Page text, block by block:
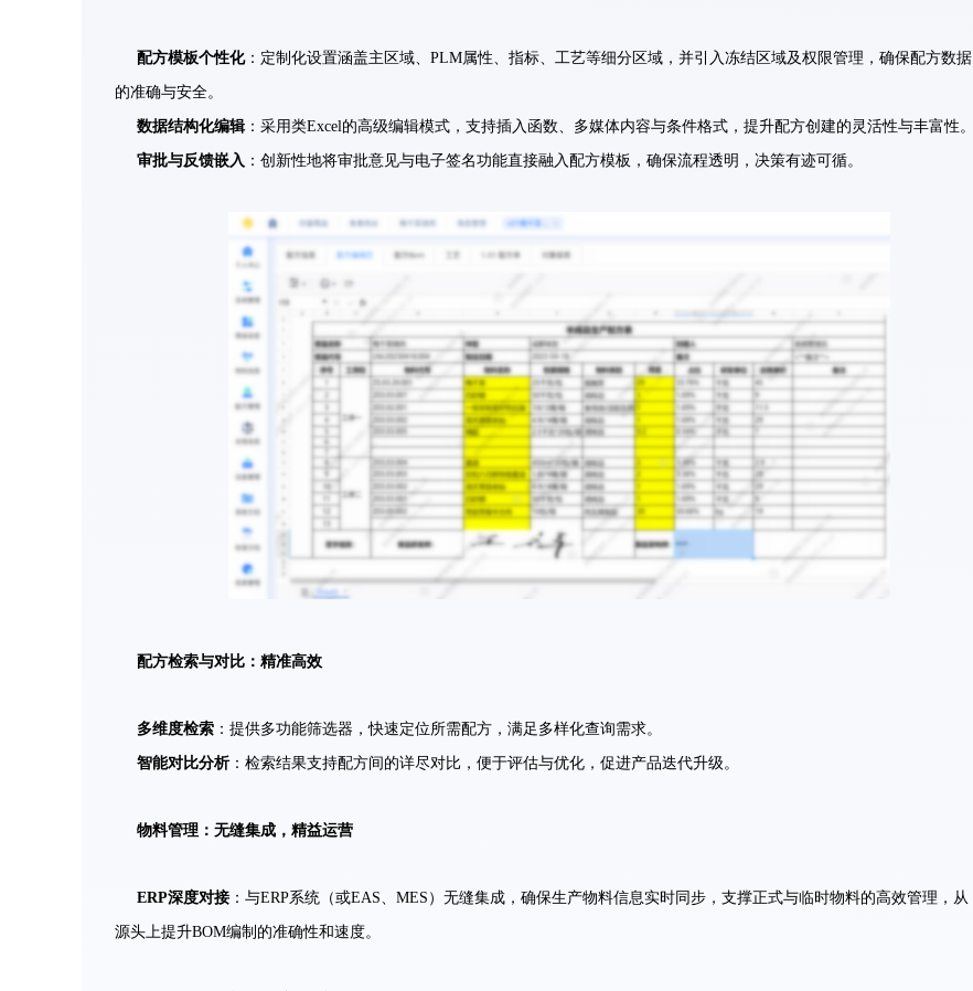
配方模板个性化：定制化设置涵盖主区域、PLM属性、指标、工艺等细分区域，并引入冻结区域及权限管理，确保配方数据
的准确与安全。
数据结构化编辑：采用类Excel的高级编辑模式，支持插入函数、多媒体内容与条件格式，提升配方创建的灵活性与丰富性。
审批与反馈嵌入 ：创新性地将审批意见与电子签名功能直接融入配方模板，确保流程透明，决策有迹可循。
配方检索与对比：精准高效
多维度检索 ：提供多功能筛选器，快速定位所需配方，满足多样化查询需求。
智能对比分析：检索结果支持配方间的详尽对比，便于评估与优化，促进产品迭代升级。
物料管理：无缝集成，精益运营
ERP深度对接 ：与ERP系统（或EAS、MES）无缝集成，确保生产物料信息实时同步，支撑正式与临时物料的高效管理，从
源头上提升BOM编制的准确性和速度。